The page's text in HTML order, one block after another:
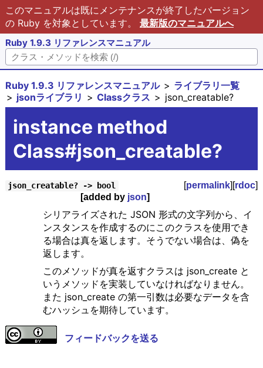
このマニュアルは既にメンテナンスが終了したバージョン
の Ruby を対象としています。 最新版のマニュアルへ
Ruby 1.9.3 リファレンスマニュアル
Ruby 1.9.3 リファレンスマニュアル
ライブラリ一覧
jsonライブラリ
Classクラス json_creatable?
instance method
Class#json_creatable?
json_creatable? -> bool [permalink][rdoc]
[added by json]
シリアライズされた JSON 形式の文字列から、イ
ンスタンスを作成するのにこのクラスを使用でき
る場合は真を返します。そうでない場合は、偽を
返します。
このメソッドが真を返すクラスは json_create と
いうメソッドを実装していなければなりません。
また json_create の第一引数は必要なデータを含
むハッシュを期待しています。
フィードバックを送る